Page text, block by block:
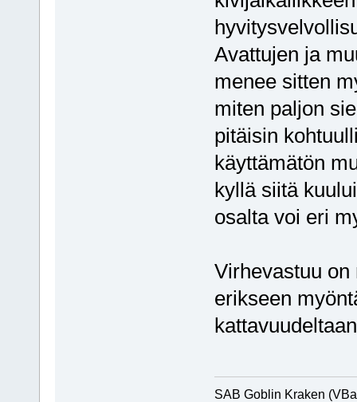
Avattujen ja
menee sitten
miten paljon
pitäisin
käyttämätön
kyllä siitä
osalta voi eri
Virhevastuu
erikseen
SAB Goblin Kraken